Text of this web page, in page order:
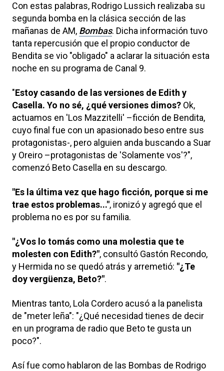
Con estas palabras, Rodrigo Lussich realizaba su
segunda bomba en la clásica sección de las
mañanas de AM, Bombas. Dicha información tuvo
tanta repercusión que el propio conductor de
Bendita se vio "obligado" a aclarar la situación esta
noche en su programa de Canal 9.
"Estoy casando de las versiones de Edith y
Casella. Yo no sé, ¿qué versiones dimos? Ok,
actuamos en 'Los Mazzitelli' –ficción de Bendita,
cuyo final fue con un apasionado beso entre sus
protagonistas-, pero alguien anda buscando a Suar
y Oreiro –protagonistas de 'Solamente vos'?",
comenzó Beto Casella en su descargo.
"Es la última vez que hago ficción, porque si me
trae estos problemas...", ironizó y agregó que el
problema no es por su familia.
"¿Vos lo tomás como una molestia que te
molesten con Edith?", consultó Gastón Recondo,
y Hermida no se quedó atrás y arremetió: "¿Te
doy vergüenza, Beto?".
Mientras tanto, Lola Cordero acusó a la panelista
de "meter leña": "¿Qué necesidad tienes de decir
en un programa de radio que Beto te gusta un
poco?".
Así fue como hablaron de las Bombas de Rodrigo